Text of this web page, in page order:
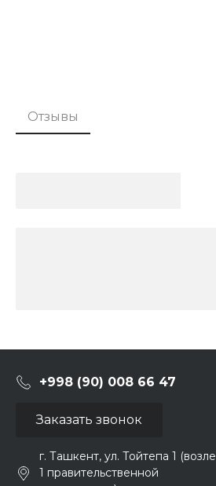
Отзывы
+998 (90) 008 66 47
Заказать звонок
г. Ташкент, ул. Тойтепа 1 (возле
1 правительственной